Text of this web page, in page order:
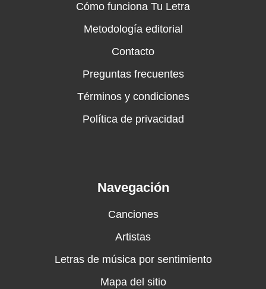
Cómo funciona Tu Letra
Metodología editorial
Contacto
Preguntas frecuentes
Términos y condiciones
Política de privacidad
Navegación
Canciones
Artistas
Letras de música por sentimiento
Mapa del sitio